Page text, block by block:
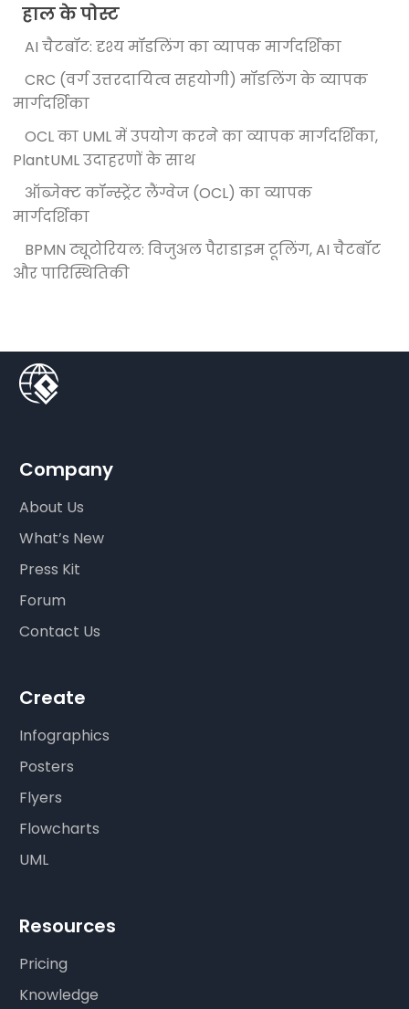
हाल के पोस्ट
AI चैटबॉट: दृश्य मॉडलिंग का व्यापक मार्गदर्शिका
CRC (वर्ग उत्तरदायित्व सहयोगी) मॉडलिंग के व्यापक
मार्गदर्शिका
OCL का UML में उपयोग करने का व्यापक मार्गदर्शिका,
PlantUML उदाहरणों के साथ
ऑब्जेक्ट कॉन्स्ट्रेंट लैंग्वेज (OCL) का व्यापक
मार्गदर्शिका
BPMN ट्यूटोरियल: विजुअल पैराडाइम टूलिंग, AI चैटबॉट
और पारिस्थितिकी
Company
About Us
What’s New
Press Kit
Forum
Contact Us
Create
Infographics
Posters
Flyers
Flowcharts
UML
Resources
Pricing
Knowledge